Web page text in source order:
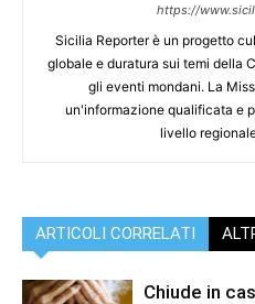
https://
Sicilia Reporter è un progetto
globale e duratura sui temi della
gli eventi mondani. La
un'informazione qualificata e
livello
ARTICOLI CORRELATI
Chiude in